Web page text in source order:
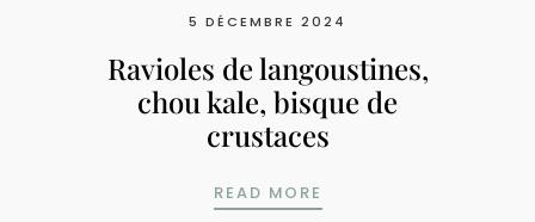
5 DÉCEMBRE 2024
Ravioles de langoustines,
chou kale, bisque de
crustaces
READ MORE